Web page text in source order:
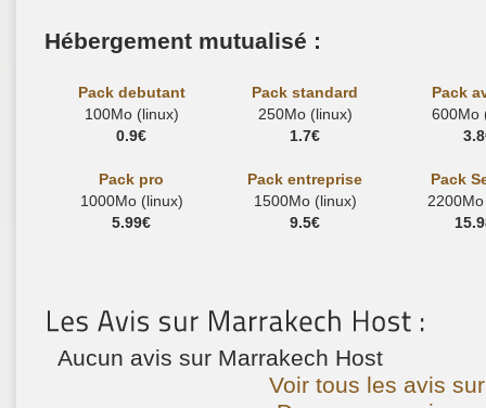
Hébergement mutualisé :
Pack debutant
100Mo (linux)
0.9€
Pack standard
250Mo (linux)
1.7€
Pack
600Mo
Pack pro
1000Mo (linux)
5.99€
Pack entreprise
1500Mo (linux)
9.5€
Pack
Aucun avis sur Marrakech Host
Voir tous les avis